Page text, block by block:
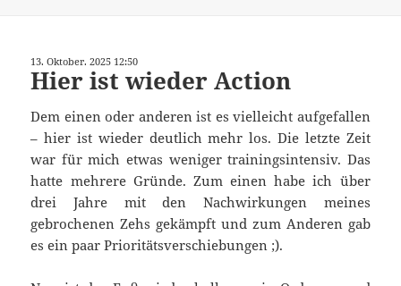
13. Oktober. 2025 12:50
Hier ist wieder Action
Dem einen oder anderen ist es vielleicht aufgefallen
– hier ist wieder deutlich mehr los. Die letzte Zeit
war für mich etwas weniger trainingsintensiv. Das
hatte mehrere Gründe. Zum einen habe ich über
drei Jahre mit den Nachwirkungen meines
gebrochenen Zehs gekämpft und zum Anderen gab
es ein paar Prioritätsverschiebungen ;).